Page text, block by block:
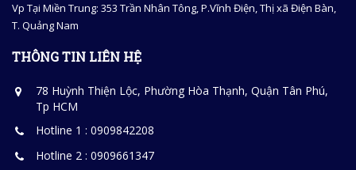
Vp Tại Miền Trung: 353 Trần Nhân Tông, P.Vĩnh Điện, Thị xã Điện Bàn,
T. Quảng Nam
THÔNG TIN LIÊN HỆ
78 Huỳnh Thiện Lộc, Phường Hòa Thạnh, Quận Tân Phú,
Tp HCM
Hotline 1 : 0909842208
Hotline 2 : 0909661347